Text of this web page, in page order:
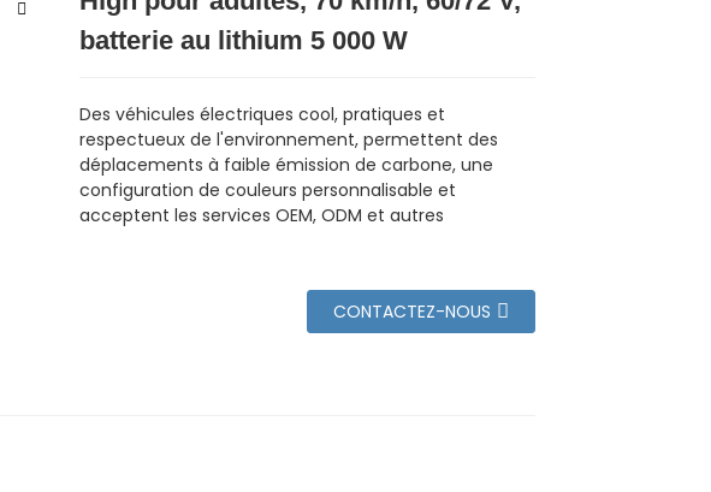
batterie au lithium 5 000 W
Des véhicules électriques cool, pratiques et
respectueux de l'environnement, permettent des
déplacements à faible émission de carbone, une
configuration de couleurs personnalisable et
acceptent les services OEM, ODM et autres
CONTACTEZ-NOUS